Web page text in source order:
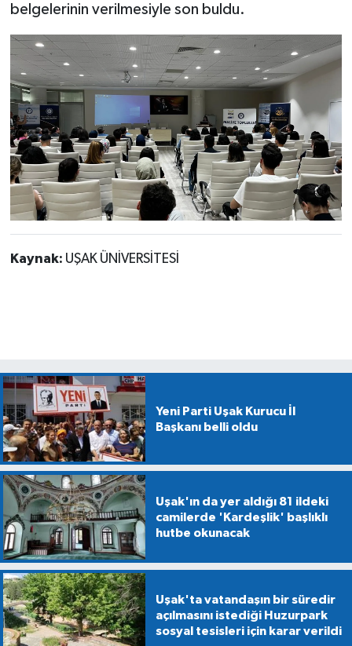
belgelerinin verilmesiyle son buldu.
Kaynak: UŞAK ÜNİVERSİTESİ
Yeni Parti Uşak Kurucu İl
Başkanı belli oldu
Uşak'ın da yer aldığı 81 ildeki
camilerde 'Kardeşlik' başlıklı
hutbe okunacak
Uşak'ta vatandaşın bir süredir
açılmasını istediği Huzurpark
sosyal tesisleri için karar verildi